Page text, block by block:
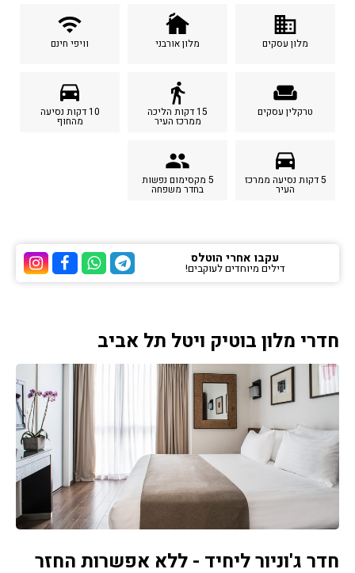
business
מלון עסקים
cottage
מלון אורבני
wifi
וויפי חינם
weekend
טרקלין עסקים
directions_walk
15 דקות הליכה
ממרכז העיר
time_to_leave
10 דקות נסיעה
מהחוף
time_to_leave
5 דקות נסיעה ממרכז
העיר
people
5 מקסימום נפשות
בחדר משפחה
ערוץ ערוץ
ערוץ הוואטסאפ של
ערוץ הטלגרם של הוטלס
עקבו אחרי הוטלס
דילים מיוחדים לעוקבים!
חדרי מלון בוטיק ויטל תל אביב
חדר ג'וניור ליחיד - ללא אפשרות החזר